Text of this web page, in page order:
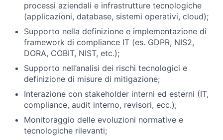
processi aziendali e infrastrutture tecnologiche
(applicazioni, database, sistemi operativi, cloud);
Supporto nella definizione e implementazione di
framework di compliance IT (es. GDPR, NIS2,
DORA, COBIT, NIST, etc.);
Supporto nell’analisi dei rischi tecnologici e
definizione di misure di mitigazione;
Interazione con stakeholder interni ed esterni (IT,
compliance, audit interno, revisori, ecc.);
Monitoraggio delle evoluzioni normative e
tecnologiche rilevanti;